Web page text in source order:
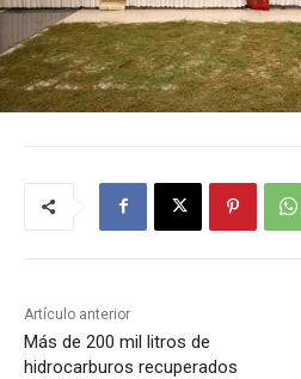
Artículo anterior
Más de 200 mil litros de
hidrocarburos recuperados